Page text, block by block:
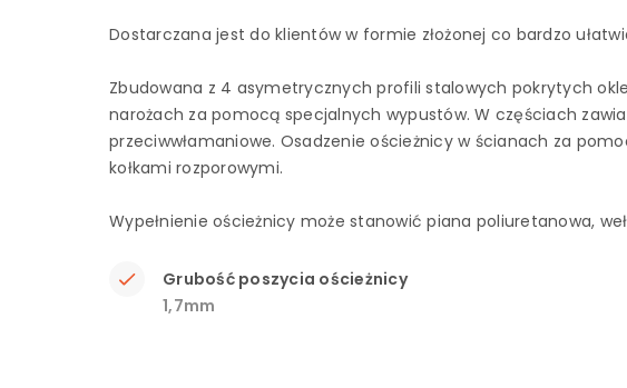
Dostarczana jest do klientów w formie złożonej co bardzo
Zbudowana z 4 asymetrycznych profili stalowych pokrytych
narożach za pomocą specjalnych wypustów. W częściach
przeciwwłamaniowe. Osadzenie ościeżnicy w ścianach za
kołkami rozporowymi.
Wypełnienie ościeżnicy może stanowić piana poliuretanowa,
Grubość poszycia ościeżnicy
1,7mm